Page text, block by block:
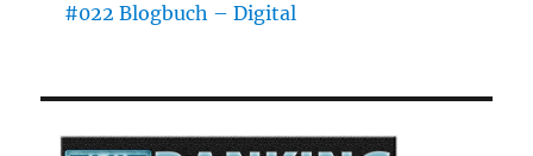
#022 Blogbuch – Digital